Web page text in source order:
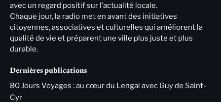
avec un regard positif sur l’actualité locale.
Chaque jour, la radio met en avant des initiatives
citoyennes, associatives et culturelles qui améliorent la
qualité de vie et préparent une ville plus juste et plus
durable.
Dernières publications
80 Jours Voyages : au cœur du Lengai avec Guy de Saint-
Cyr